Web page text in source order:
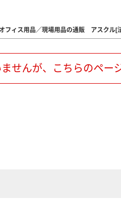
オフィス用品／現場用品の通販 アスクル[
せんが、こちらのペー